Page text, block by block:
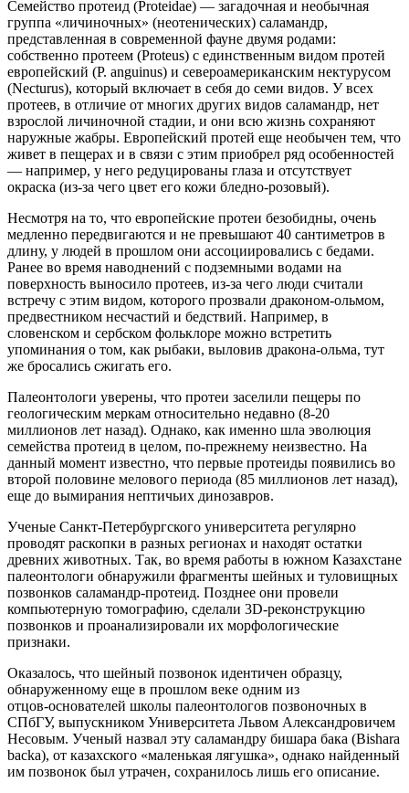
Семейство протеид (Proteidae) — загадочная и необычная
группа «личиночных» (неотенических) саламандр,
представленная в современной фауне двумя родами:
собственно протеем (Proteus) с единственным видом протей
европейский (P. anguinus) и североамериканским нектурусом
(Necturus), который включает в себя до семи видов. У всех
протеев, в отличие от многих других видов саламандр, нет
взрослой личиночной стадии, и они всю жизнь сохраняют
наружные жабры. Европейский протей еще необычен тем, что
живет в пещерах и в связи с этим приобрел ряд особенностей
— например, у него редуцированы глаза и отсутствует
окраска (из‑за чего цвет его кожи бледно‑розовый).
Несмотря на то, что европейские протеи безобидны, очень
медленно передвигаются и не превышают 40 сантиметров в
длину, у людей в прошлом они ассоциировались с бедами.
Ранее во время наводнений с подземными водами на
поверхность выносило протеев, из‑за чего люди считали
встречу с этим видом, которого прозвали драконом‑ольмом,
предвестником несчастий и бедствий. Например, в
словенском и сербском фольклоре можно встретить
упоминания о том, как рыбаки, выловив дракона‑ольма, тут
же бросались сжигать его.
Палеонтологи уверены, что протеи заселили пещеры по
геологическим меркам относительно недавно (8‑20
миллионов лет назад). Однако, как именно шла эволюция
семейства протеид в целом, по‑прежнему неизвестно. На
данный момент известно, что первые протеиды появились во
второй половине мелового периода (85 миллионов лет назад),
еще до вымирания нептичьих динозавров.
Ученые Санкт‑Петербургского университета регулярно
проводят раскопки в разных регионах и находят остатки
древних животных. Так, во время работы в южном Казахстане
палеонтологи обнаружили фрагменты шейных и туловищных
позвонков саламандр‑протеид. Позднее они провели
компьютерную томографию, сделали 3D‑реконструкцию
позвонков и проанализировали их морфологические
признаки.
Оказалось, что шейный позвонок идентичен образцу,
обнаруженному еще в прошлом веке одним из
отцов‑основателей школы палеонтологов позвоночных в
СПбГУ, выпускником Университета Львом Александровичем
Несовым. Ученый назвал эту саламандру бишара бака (Bishara
backa), от казахского «маленькая лягушка», однако найденный
им позвонок был утрачен, сохранилось лишь его описание.